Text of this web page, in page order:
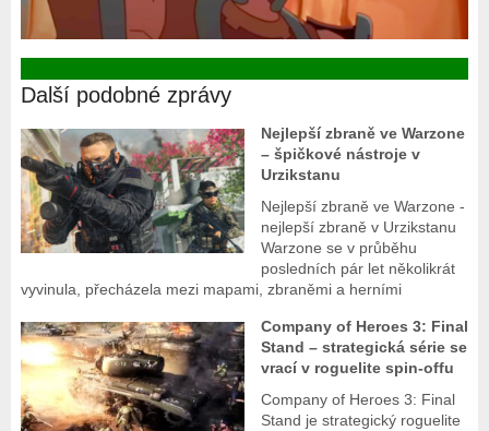
Další podobné zprávy
Nejlepší zbraně ve Warzone
– špičkové nástroje v
Urzikstanu
Nejlepší zbraně ve Warzone -
nejlepší zbraně v Urzikstanu
Warzone se v průběhu
posledních pár let několikrát
vyvinula, přecházela mezi mapami, zbraněmi a herními
Company of Heroes 3: Final
Stand – strategická série se
vrací v roguelite spin-offu
Company of Heroes 3: Final
Stand je strategický roguelite